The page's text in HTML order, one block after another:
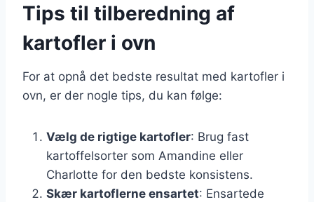
Tips til tilberedning af
kartofler i ovn
For at opnå det bedste resultat med kartofler i
ovn, er der nogle tips, du kan følge:
Vælg de rigtige kartofler: Brug fast
kartoffelsorter som Amandine eller
Charlotte for den bedste konsistens.
Skær kartoflerne ensartet: Ensartede